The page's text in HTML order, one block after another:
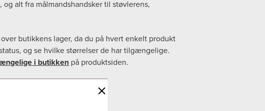
alt fra målmandshandsker til støvlerens,
butikkens lager, da du på hvert enkelt produkt
og se hvilke størrelser de har tilgængelige.
i butikken på produktsiden.